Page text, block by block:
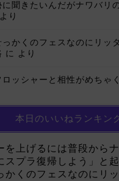
聞きたいんだがナワバリ
より
っかくのフェスなのにリッ
に より
ロッシャーと相性がめちゃ
本日のいいねランキン
を上げるには普段から
スプラ復帰しよう」と
かくのフェスなのにリ